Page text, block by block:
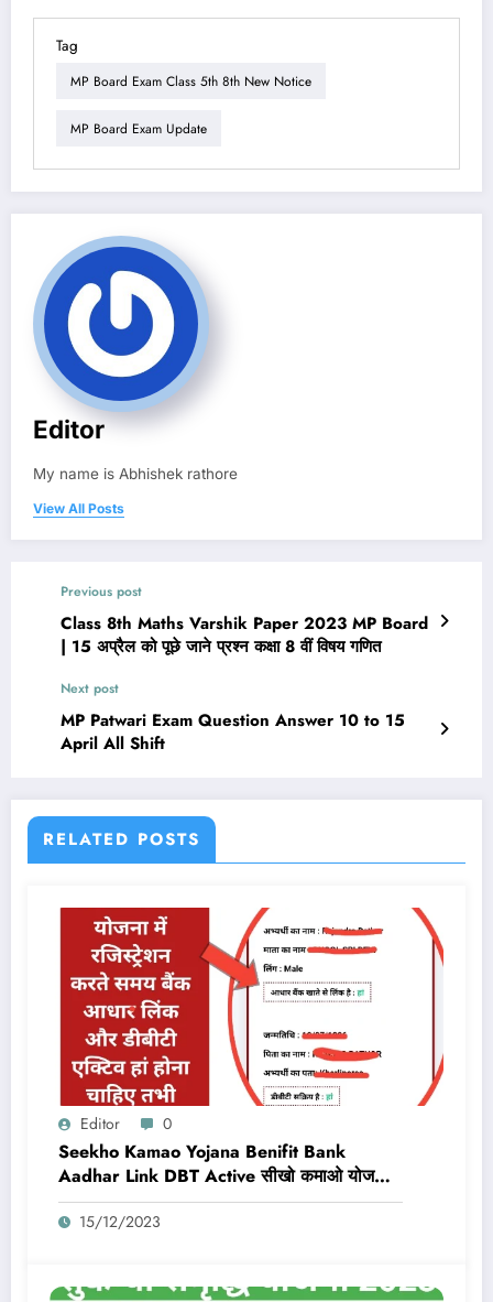
Tag
MP Board Exam Class 5th 8th New Notice
MP Board Exam Update
Editor
My name is Abhishek rathore
View All Posts
Previous post
Class 8th Maths Varshik Paper 2023 MP Board
| 15 अप्रैल को पूछे जाने प्रश्न कक्षा 8 वीं विषय गणित
Next post
MP Patwari Exam Question Answer 10 to 15
April All Shift
RELATED POSTS
Editor 0
Seekho Kamao Yojana Benifit Bank
Aadhar Link DBT Active सीखो कमाओ योजना
का लाभ तभी मिलेगा 10,000 Rs जब बैंक डीबीटी
एक्टिव और आधार लिंक होगा
15/12/2023